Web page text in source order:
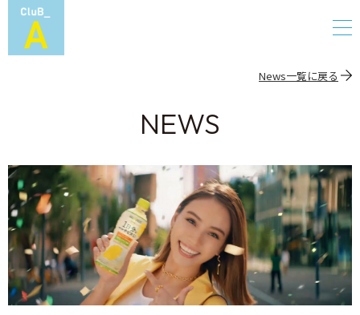
News一覧に戻る
NEWS